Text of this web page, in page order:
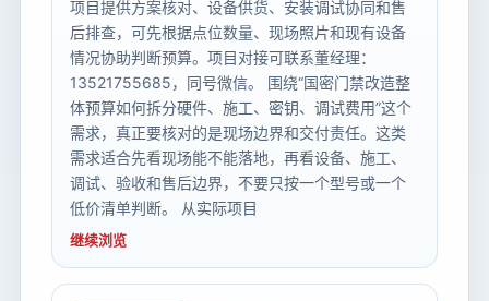
项目提供方案核对、设备供货、安装调试协同和售
后排查，可先根据点位数量、现场照片和现有设备
情况协助判断预算。项目对接可联系董经理：
13521755685，同号微信。 围绕“国密门禁改造整
体预算如何拆分硬件、施工、密钥、调试费用”这个
需求，真正要核对的是现场边界和交付责任。这类
需求适合先看现场能不能落地，再看设备、施工、
调试、验收和售后边界，不要只按一个型号或一个
低价清单判断。 从实际项目
继续浏览